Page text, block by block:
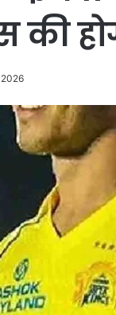
की